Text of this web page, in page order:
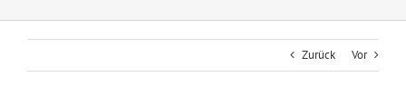
Zurück Vor